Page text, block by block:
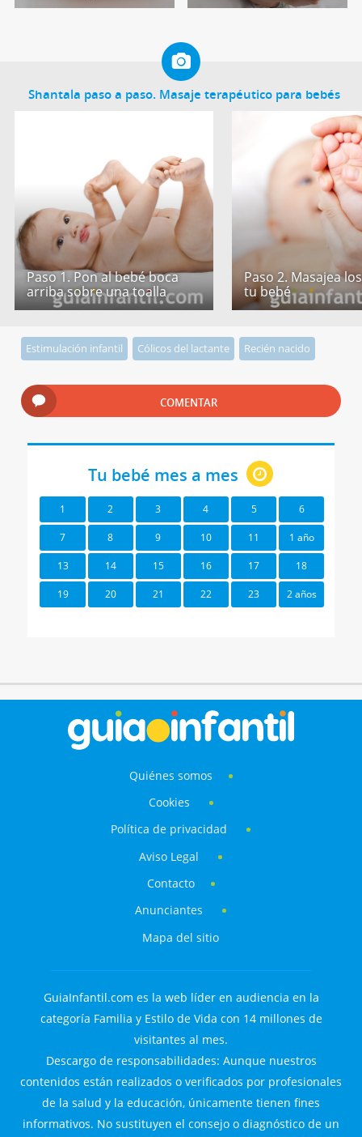
Shantala paso a paso. Masaje terapéutico para bebés
Paso 1. Pon al bebé boca
arriba sobre una toalla
Paso 2. Masajea
tu bebé
Estimulación infantil Cólicos del lactante Recién nacido
COMENTAR
Tu bebé mes a mes
1 2 3 4 5 6
7 8 9 10 11 1 año
13 14 15 16 17 18
19 20 21 22 23 2 años
Quiénes somos
Cookies
Política de privacidad
Aviso Legal
Contacto
Anunciantes
Mapa del sitio
GuiaInfantil.com es la web líder en audiencia en la
categoría Familia y Estilo de Vida con 14 millones de
visitantes al mes.
Descargo de responsabilidades: Aunque nuestros
contenidos están realizados o verificados por profesionales
de la salud y la educación, únicamente tienen fines
informativos. No sustituyen el consejo o diagnóstico de un